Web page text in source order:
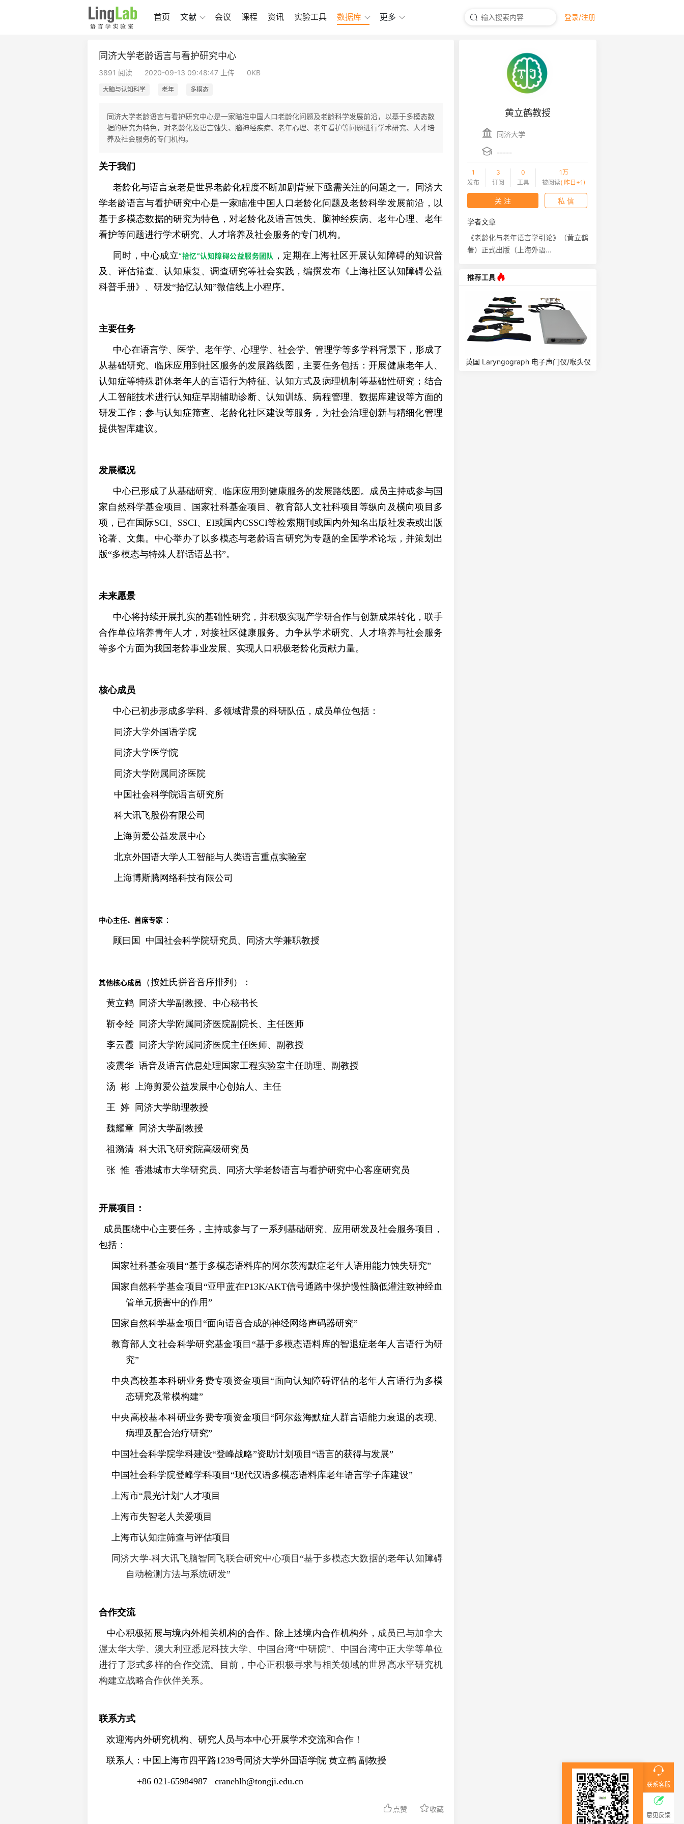
首页 文献 会议 课程 资讯 实验工具 数据库 更多 登录/注册
联系客服
意见反馈
同济大学老龄语言与看护研究中心
3891 阅读 2020-09-13 09:48:47 上传 0KB
大脑与认知科学 老年 多模态
同济大学老龄语言与看护研究中心是一家瞄准中国人口老龄化问题及老龄科学发展前沿，以基于多模态数
据的研究为特色，对老龄化及语言蚀失、脑神经疾病、老年心理、老年看护等问题进行学术研究、人才培
养及社会服务的专门机构。
关于我们
老龄化与语言衰老是世界老龄化程度不断加剧背景下亟需关注的问题之一。同济大
学老龄语言与看护研究中心是一家瞄准中国人口老龄化问题及老龄科学发展前沿，以
基于多模态数据的研究为特色，对老龄化及语言蚀失、脑神经疾病、老年心理、老年
看护等问题进行学术研究、人才培养及社会服务的专门机构。
同时，中心成立“拾忆”认知障碍公益服务团队
，定期在上海社区开展认知障碍的知识普
及、评估筛查、认知康复、调查研究等社会实践，编撰发布《上海社区认知障碍公益
科普手册》、研发“拾忆认知”微信线上小程序。
主要任务
中心在语言学、医学、老年学、心理学、社会学、管理学等多学科背景下，形成了
从基础研究、临床应用到社区服务的发展路线图，主要任务包括：开展健康老年人、
认知症等特殊群体老年人的言语行为特征、认知方式及病理机制等基础性研究；结合
人工智能技术进行认知症早期辅助诊断、认知训练、病程管理、数据库建设等方面的
研发工作；参与认知症筛查、老龄化社区建设等服务，为社会治理创新与精细化管理
提供智库建议。
发展概况
中心已形成了从基础研究、临床应用到健康服务的发展路线图。 成员主持或参与国
家自然科学基金项目、国家社科基金项目、教育部人文社科项目等纵向及横向项目多
项，已在国际SCI、 SSCI、 EI或国内CSSCI等检索期刊或国内外知名出版社发表或出版
论著、文集。 中心举办了以多模态与老龄语言研究为专题的全国学术论坛，并策划出
版“多模态与特殊人群话语丛书”。
未来愿景
中心将持续开展扎实的基础性研究， 并积极实现产学研合作与创新成果转化，联手
合作单位培养青年人才，对接社区健康服务。力争从学术研究、人才培养与社会服务
等多个方面为我国老龄事业发展、实现人口积极老龄化贡献力量。
核心成员
中心已初步形成多学科、多领域背景的科研队伍， 成员单位包括：
同济大学外国语学院
同济大学医学院
同济大学附属同济医院
中国社会科学院语言研究所
科大讯飞股份有限公司
上海剪爱公益发展中心
北京外国语大学人工智能与人类语言重点实验室
上海博斯腾网络科技有限公司
中心主任、首席专家 ：
顾曰国 中国社会科学院研究员、同济大学兼职教授
其他核心成员 （按姓氏拼音音序排列）：
黄立鹤 同济大学副教授、中心秘书长
靳令经 同济大学附属同济医院副院长、主任医师
李云霞 同济大学附属同济医院主任医师、副教授
凌震华 语音及语言信息处理国家工程实验室主任助理、副教授
汤 彬 上海剪爱公益发展中心创始人、主任
王 婷 同济大学助理教授
魏耀章 同济大学副教授
祖漪清 科大讯飞研究院高级研究员
张 惟 香港城市大学研究员、同济大学老龄语言与看护研究中心客座研究员
开展项目：
成员围绕中心主要任务，主持或参与了一系列基础研究、应用研发及社会服务项目，
包括：
国家社科基金项目“基于多模态语料库的阿尔茨海默症老年人语用能力蚀失研究”
国家自然科学基金项目“亚甲蓝在P13K/AKT信号通路中保护慢性脑低灌注致神经血
管单元损害中的作用”
国家自然科学基金项目“面向语音合成的神经网络声码器研究”
教育部人文社会科学研究基金项目“基于多模态语料库的智退症老年人言语行为研
究”
中央高校基本科研业务费专项资金项目“面向认知障碍评估的老年人言语行为多模
态研究及常模构建”
中央高校基本科研业务费专项资金项目“阿尔兹海默症人群言语能力衰退的表现、
病理及配合治疗研究”
中国社会科学院学科建设“登峰战略”资助计划项目“语言的获得与发展”
中国社会科学院登峰学科项目“现代汉语多模态语料库老年语言学子库建设”
上海市“晨光计划”人才项目
上海市失智老人关爱项目
上海市认知症筛查与评估项目
同济大学-科大讯飞脑智同飞联合研究中心项目“基于多模态大数据的老年认知障碍
自动检测方法与系统研发”
合作交流
中心积极拓展与境内外相关机构的合作。除上述境内合作机构外， 成员已与加拿大
渥太华大学、澳大利亚悉尼科技大学、中国台湾“中研院”、中国台湾中正大学等单位
进行了形式多样的合作交流。
目前，中心正积极寻求与相关领域的世界高水平研究机
构建立战略合作伙伴关系。
联系方式
欢迎海内外研究机构、研究人员与本中心开展学术交流和合作！
联系人：中国上海市四平路1239号同济大学外国语学院 黄立鹤 副教授
+86 021-65984987 cranehlh@tongji.edu.cn
点赞 收藏
黄立鹤教授
同济大学
-----
1
发布
3
订阅
0
工具
1万
被阅读( 昨日+1)
关 注 私 信
学者文章
《老龄化与老年语言学引论》（黄立鹤
著）正式出版（上海外语...
推荐工具
美国 Glottal 鼻流计 NVS
美国 Glottal 言语发音空气动力学系统/
英国 Laryngograph 电子声门仪/喉头仪